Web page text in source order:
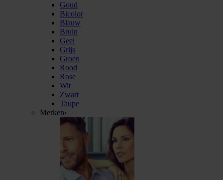
Goud
Bicolor
Blauw
Bruin
Geel
Grijs
Groen
Rood
Rose
Wit
Zwart
Taupe
Merken›